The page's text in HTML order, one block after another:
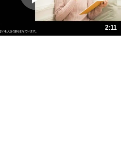
ポジティブ思考になる30の方法
ストレス対策
人生、なんとかなるもの。
2:11